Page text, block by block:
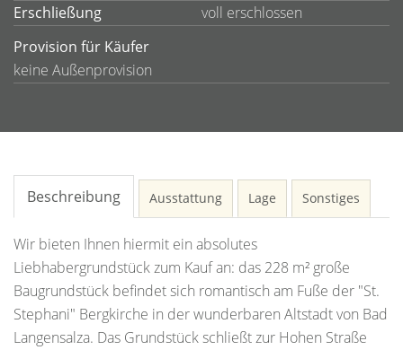
Erschließung
voll erschlossen
Provision für Käufer
keine Außenprovision
Beschreibung Ausstattung Lage Sonstiges
Wir bieten Ihnen hiermit ein absolutes
Liebhabergrundstück zum Kauf an: das 228 m² große
Baugrundstück befindet sich romantisch am Fuße der "St.
Stephani" Bergkirche in der wunderbaren Altstadt von Bad
Langensalza. Das Grundstück schließt zur Hohen Straße